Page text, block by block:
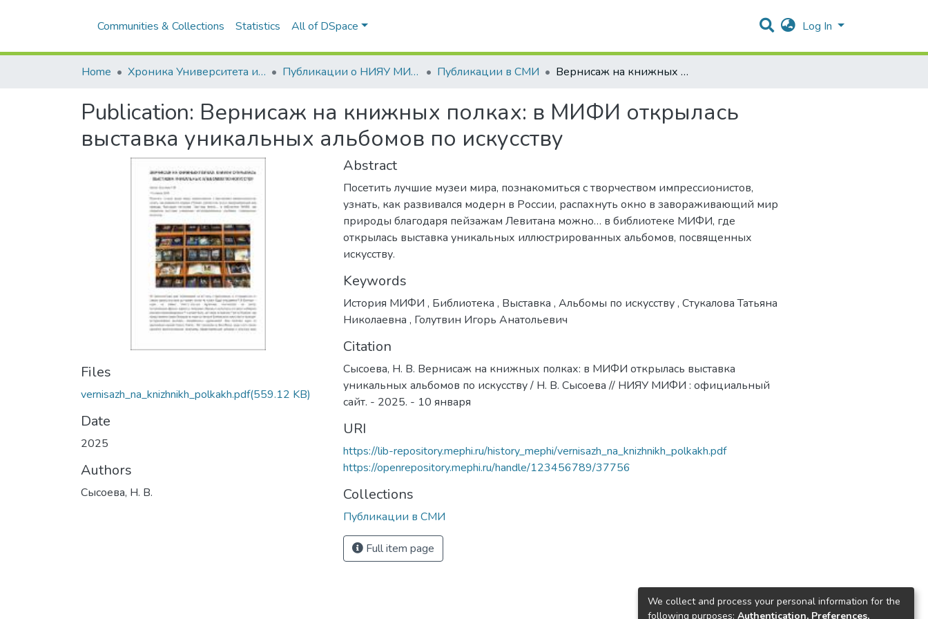
Communities & Collections Statistics All of DSpace Log In
Home Хроника Университета и упоминания в СМИ Публикации о НИЯУ МИФИ в СМИ Публикации в СМИ Вернисаж на книжных полках: в МИФИ открылась выставка уникальных альбомов по искусству
Publication: Вернисаж на книжных полках: в МИФИ открылась
выставка уникальных альбомов по искусству
Files
vernisazh_na_knizhnikh_polkakh.pdf(559.12 KB)
Date
2025
Authors
Сысоева, Н. В.
Abstract
Посетить лучшие музеи мира, познакомиться с творчеством импрессионистов,
узнать, как развивался модерн в России, распахнуть окно в завораживающий мир
природы благодаря пейзажам Левитана можно… в библиотеке МИФИ, где
открылась выставка уникальных иллюстрированных альбомов, посвященных
искусству.
Keywords
История МИФИ , Библиотека , Выставка , Альбомы по искусству, Стукалова Татьяна
Николаевна , Голутвин Игорь Анатольевич
Citation
Сысоева, Н. В. Вернисаж на книжных полках: в МИФИ открылась выставка
уникальных альбомов по искусству / Н. В. Сысоева // НИЯУ МИФИ : официальный
сайт. - 2025. - 10 января
URI
https://lib-repository.mephi.ru/history_mephi/vernisazh_na_knizhnikh_polkakh.pdf
https://openrepository.mephi.ru/handle/123456789/37756
Collections
Публикации в СМИ
Full item page
We collect and process your personal information for the
following purposes: Authentication, Preferences,